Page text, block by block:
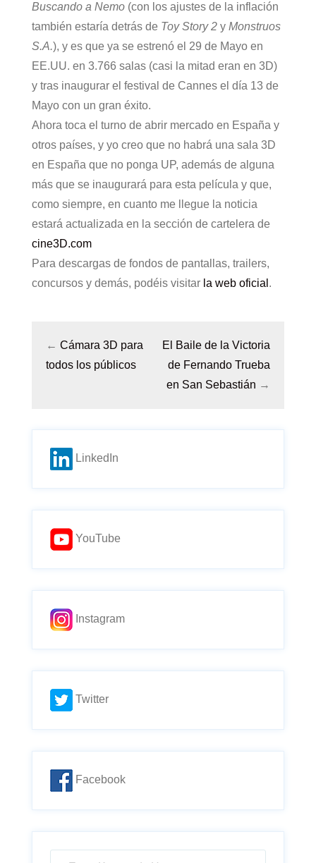
Buscando a Nemo (con los ajustes de la inflación
también estaría detrás de Toy Story 2 y Monstruos
S.A.), y es que ya se estrenó el 29 de Mayo en
EE.UU. en 3.766 salas (casi la mitad eran en 3D)
y tras inaugurar el festival de Cannes el día 13 de
Mayo con un gran éxito.
Ahora toca el turno de abrir mercado en España y
otros países, y yo creo que no habrá una sala 3D
en España que no ponga UP, además de alguna
más que se inaugurará para esta película y que,
como siempre, en cuanto me llegue la noticia
estará actualizada en la sección de cartelera de
cine3D.com
Para descargas de fondos de pantallas, trailers,
concursos y demás, podéis visitar la web oficial .
← Cámara 3D para
todos los públicos
El Baile de la Victoria
de Fernando Trueba
en San Sebastián →
LinkedIn
YouTube
Instagram
Twitter
Facebook